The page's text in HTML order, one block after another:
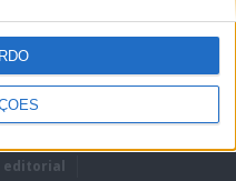
editorial